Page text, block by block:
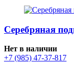
Серебряная
Нет в наличии
+7 (985) 47-37-817